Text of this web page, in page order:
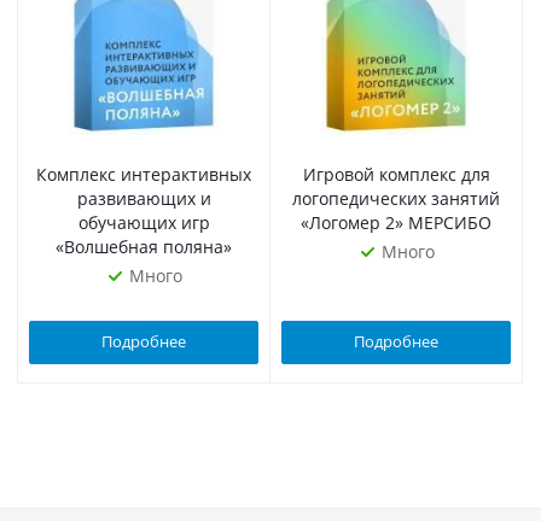
Комплекс интерактивных
развивающих и
обучающих игр
«Волшебная поляна»
Много
Подробнее
Игровой комплекс для
логопедических занятий
«Логомер 2» МЕРСИБО
Много
Подробнее